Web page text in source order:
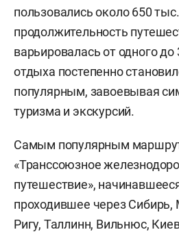
пользовались около 650
продолжительность
варьировалась от одного
отдыха постепенно
популярным, завоевывая
туризма и экскурсий.
Самым популярным
«Транссоюзное
путешествие»,
проходившее через Сибирь,
Ригу, Таллинн, Вильнюс,